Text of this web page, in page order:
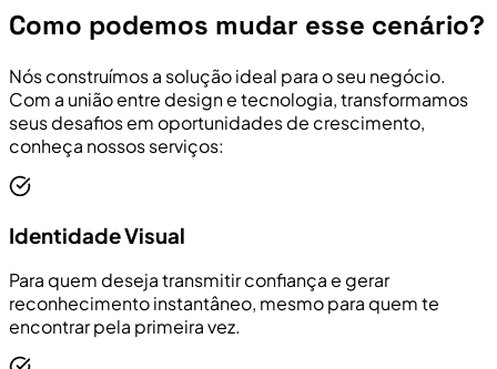
Como podemos mudar esse cenário?
Nós construímos a solução ideal para o seu negócio.
Com a união entre design e tecnologia, transformamos
seus desafios em oportunidades de crescimento,
conheça nossos serviços:
Identidade Visual
Para quem deseja transmitir confiança e gerar
reconhecimento instantâneo, mesmo para quem te
encontrar pela primeira vez.